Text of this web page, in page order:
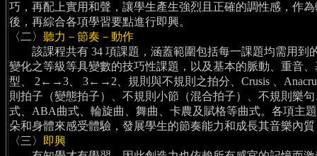
巧，再配上實用和聲，讓學生產生強烈且正確的調性感，作
後，再綜合各項學習要點進行即興。
〈二〉 聽力－節奏－動作
該課程共有 34 項課題，涵蓋範圍包括每一課題均需用到
變化之等級等具變數的技巧性課題，以及基本的脈動、重音
型、 2←→3、 3←→2、規則與不規則之拍分、Crusis 、
則拍子（變態拍子）、不規則小節（混合拍子）、不規則樂
式、ABA曲式、輪旋曲、舞曲、卡農及賦格等曲式。各項主
朵和身體來感受體驗，發展學生的節奏能力和成長其音樂內
〈三〉
即興